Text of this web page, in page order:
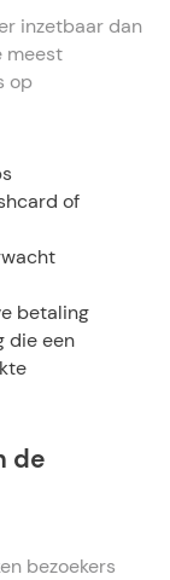
inzetbaar dan
meest
op
of
betaling
die een
de
bezoekers